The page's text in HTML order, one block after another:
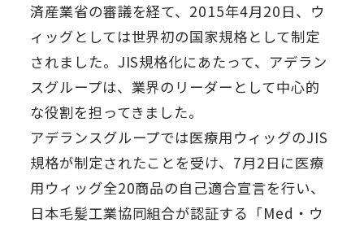
済産業省の審議を経て、2015年4月20日、ウ
ィッグとしては世界初の国家規格として制定
されました。JIS規格化にあたって、アデラン
スグループは、業界のリーダーとして中心的
な役割を担ってきました。
アデランスグループでは医療用ウィッグのJIS
規格が制定されたことを受け、7月2日に医療
用ウィッグ全20商品の自己適合宣言を行い、
日本毛髪工業協同組合が認証する「Med・ウ